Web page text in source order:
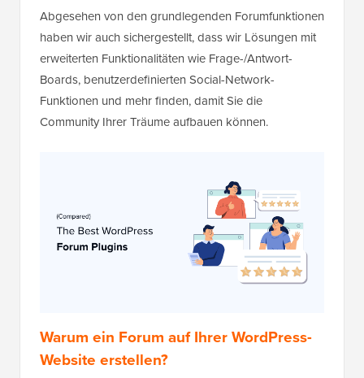
Abgesehen von den grundlegenden Forumfunktionen
haben wir auch sichergestellt, dass wir Lösungen mit
erweiterten Funktionalitäten wie Frage-/Antwort-
Boards, benutzerdefinierten Social-Network-
Funktionen und mehr finden, damit Sie die
Community Ihrer Träume aufbauen können.
Warum ein Forum auf Ihrer WordPress-
Website erstellen?